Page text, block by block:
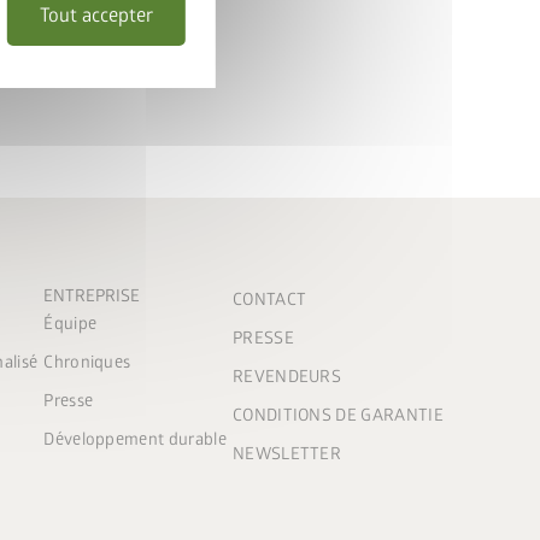
Tout accepter
ENTREPRISE
Équipe
Chroniques
Presse
Développement durable
CONTACT
PRESSE
REVENDEURS
CONDITIONS DE GARANTIE
NEWSLETTER